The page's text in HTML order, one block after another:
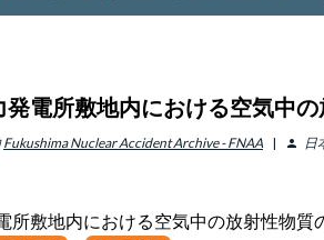
電所敷地内における空気中
Fukushima Nuclear Accident Archive - FNAA person 日
所敷地内における空気中の放射性物質